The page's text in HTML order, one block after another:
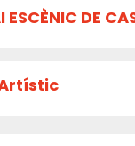
ESCÈNIC DE